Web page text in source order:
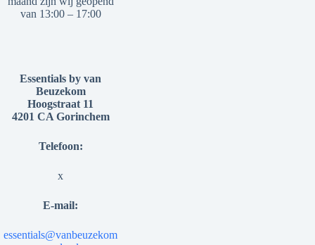
van 13:00 – 17:00
Essentials by van
Beuzekom
Hoogstraat 11
4201 CA Gorinchem
Telefoon:
x
E-mail:
essentials@vanbeuzekom